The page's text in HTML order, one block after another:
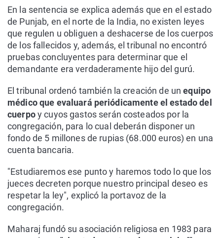
En la sentencia se explica además que en el estado
de Punjab, en el norte de la India, no existen leyes
que regulen u obliguen a deshacerse de los cuerpos
de los fallecidos y, además, el tribunal no encontró
pruebas concluyentes para determinar que el
demandante era verdaderamente hijo del gurú.
El tribunal ordenó también la creación de unequipo
médico que evaluará periódicamente el estado del
cuerpoy cuyos gastos serán costeados por la
congregación, para lo cual deberán disponer un
fondo de 5 millones de rupias (68.000 euros) en una
cuenta bancaria.
"Estudiaremos ese punto y haremos todo lo que los
jueces decreten porque nuestro principal deseo es
respetar la ley", explicó la portavoz de la
congregación.
Maharaj fundó su asociación religiosa en 1983 para